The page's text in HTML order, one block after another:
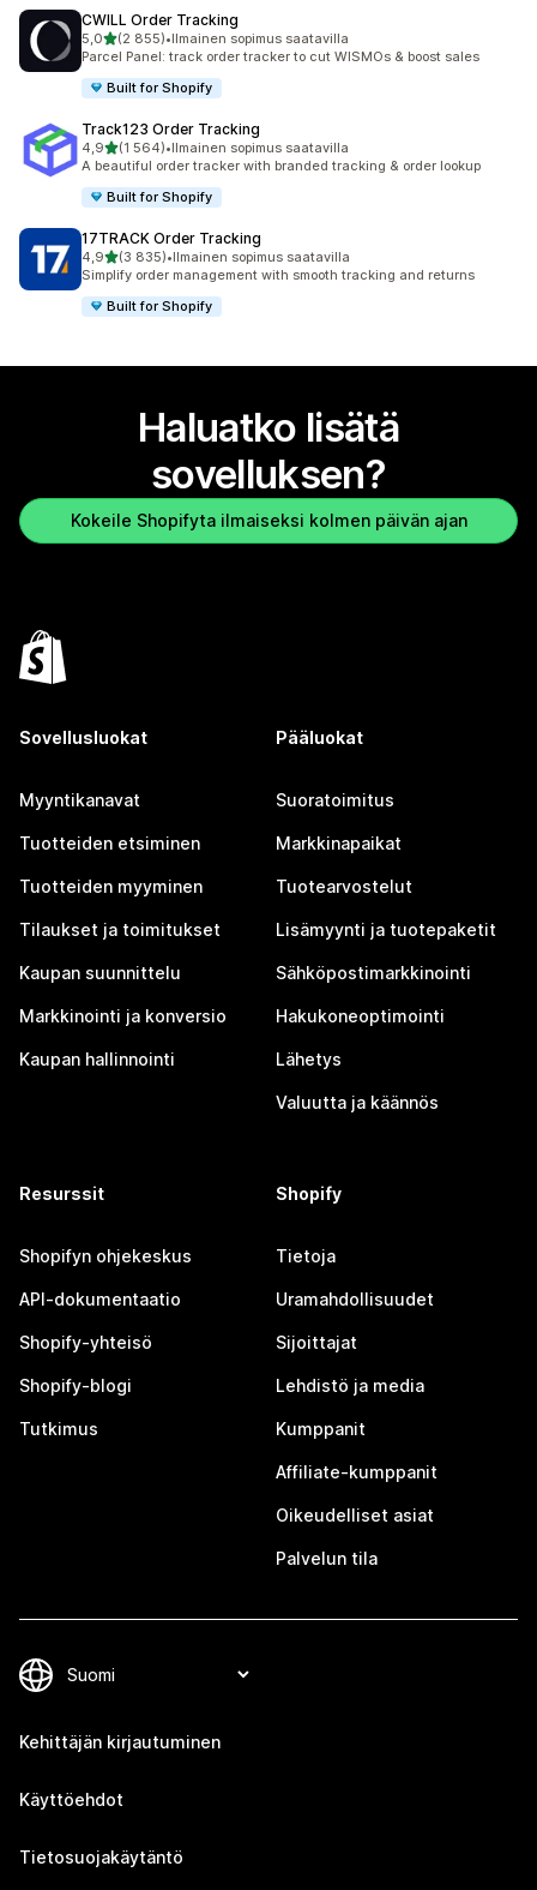
CWILL Order Tracking
5,0/ 5 tähteä
(2 855)
2855 arvostelua yhteensä
•Ilmainen sopimus saatavilla
Parcel Panel: track order tracker to cut WISMOs & boost sales
Built for Shopify
Track123 Order Tracking
4,9/ 5 tähteä
(1 564)
1564 arvostelua yhteensä
•Ilmainen sopimus saatavilla
A beautiful order tracker with branded tracking & order lookup
Built for Shopify
17TRACK Order Tracking
4,9/ 5 tähteä
(3 835)
3835 arvostelua yhteensä
•Ilmainen sopimus saatavilla
Simplify order management with smooth tracking and returns
Built for Shopify
Haluatko lisätä
sovelluksen?
Kokeile Shopifyta ilmaiseksi kolmen päivän ajan
Sovellusluokat
Myyntikanavat
Tuotteiden etsiminen
Tuotteiden myyminen
Tilaukset ja toimitukset
Kaupan suunnittelu
Markkinointi ja konversio
Kaupan hallinnointi
Pääluokat
Suoratoimitus
Markkinapaikat
Tuotearvostelut
Lisämyynti ja tuotepaketit
Sähköpostimarkkinointi
Hakukoneoptimointi
Lähetys
Valuutta ja käännös
Resurssit
Shopifyn ohjekeskus
API-dokumentaatio
Shopify-yhteisö
Shopify-blogi
Tutkimus
Shopify
Tietoja
Uramahdollisuudet
Sijoittajat
Lehdistö ja media
Kumppanit
Affiliate-kumppanit
Oikeudelliset asiat
Palvelun tila
Kehittäjän kirjautuminen
Käyttöehdot
Tietosuojakäytäntö